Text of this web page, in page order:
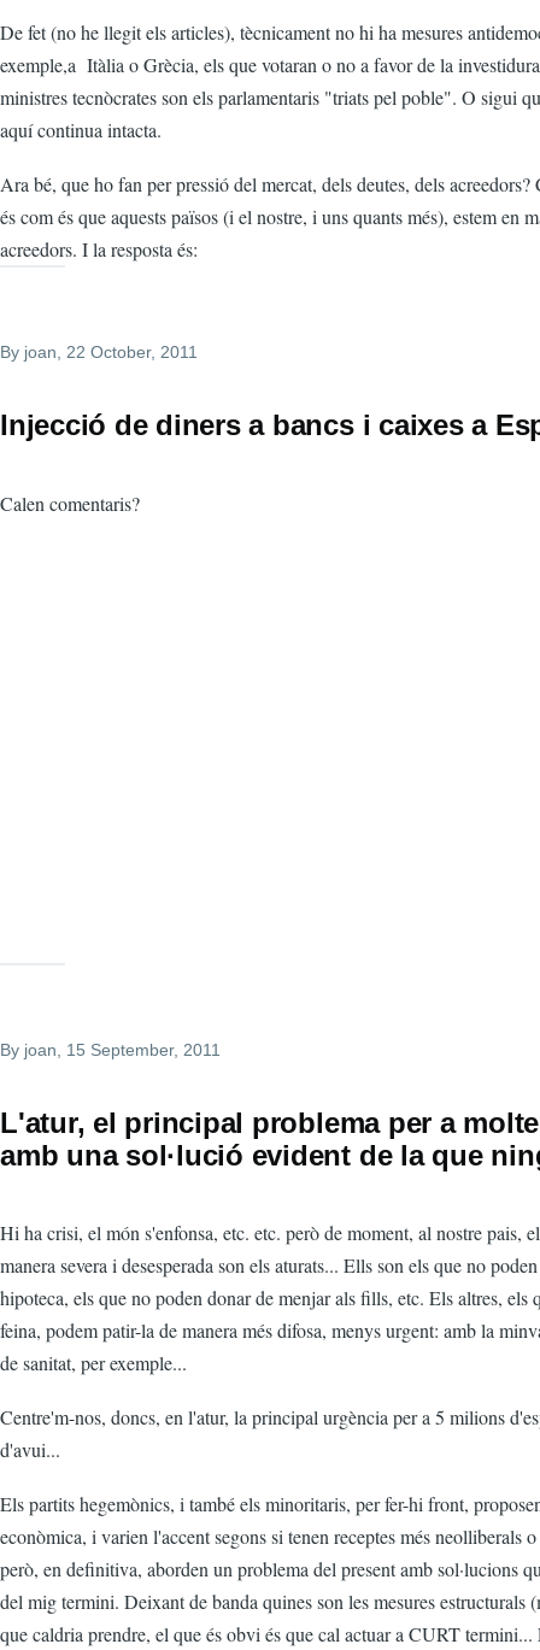
De fet (no he llegit els articles), tècnicament no hi ha mesures
exemple,a Itàlia o Grècia, els que votaran o no a favor de la
ministres tecnòcrates son els parlamentaris "triats pel poble". O sigui
aquí continua intacta.
Ara bé, que ho fan per pressió del mercat, dels deutes, dels
és com és que aquests països (i el nostre, i uns quants més), estem en
acreedors. I la resposta és:
By joan , 22 October, 2011
Injecció de diners a bancs i caixes a
Calen comentaris?
By joan , 15 September, 2011
L'atur, el principal problema per a
amb una sol·lució evident de la que
Hi ha crisi, el món s'enfonsa, etc. etc. però de moment, al nostre pais,
manera severa i desesperada son els aturats... Ells son els que no
hipoteca, els que no poden donar de menjar als fills, etc. Els altres, els
feina, podem patir-la de manera més difosa, menys urgent: amb la
de sanitat, per exemple...
Centre'm-nos, doncs, en l'atur, la principal urgència per a 5 milions
d'avui...
Els partits hegemònics, i també els minoritaris, per fer-hi front,
econòmica, i varien l'accent segons si tenen receptes més neolliberals
però, en definitiva, aborden un problema del present amb sol·lucions
del mig termini. Deixant de banda quines son les mesures estructurals
que caldria prendre, el que és obvi és que cal actuar a CURT termini...